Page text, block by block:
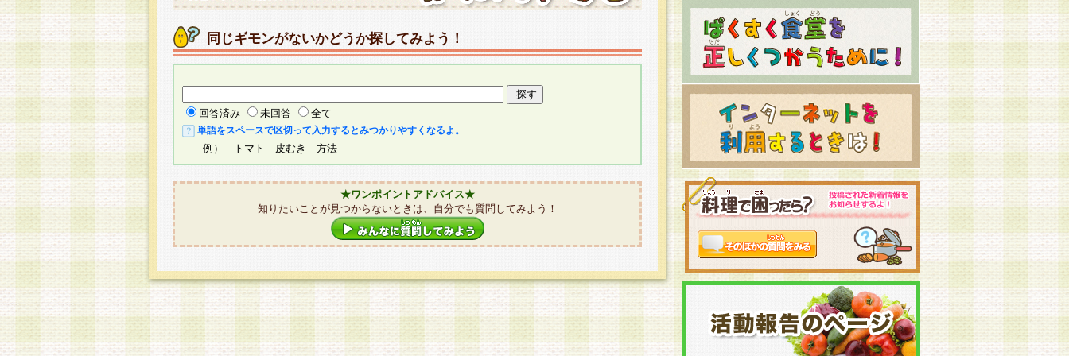
同じギモンがないかどうか探してみよう！
回答済み 未回答 全て
単語をスペースで区切って入力するとみつかりやすくなるよ。
例） トマト 皮むき 方法
★ワンポイントアドバイス★
知りたいことが見つからないときは、自分でも質問してみよう！